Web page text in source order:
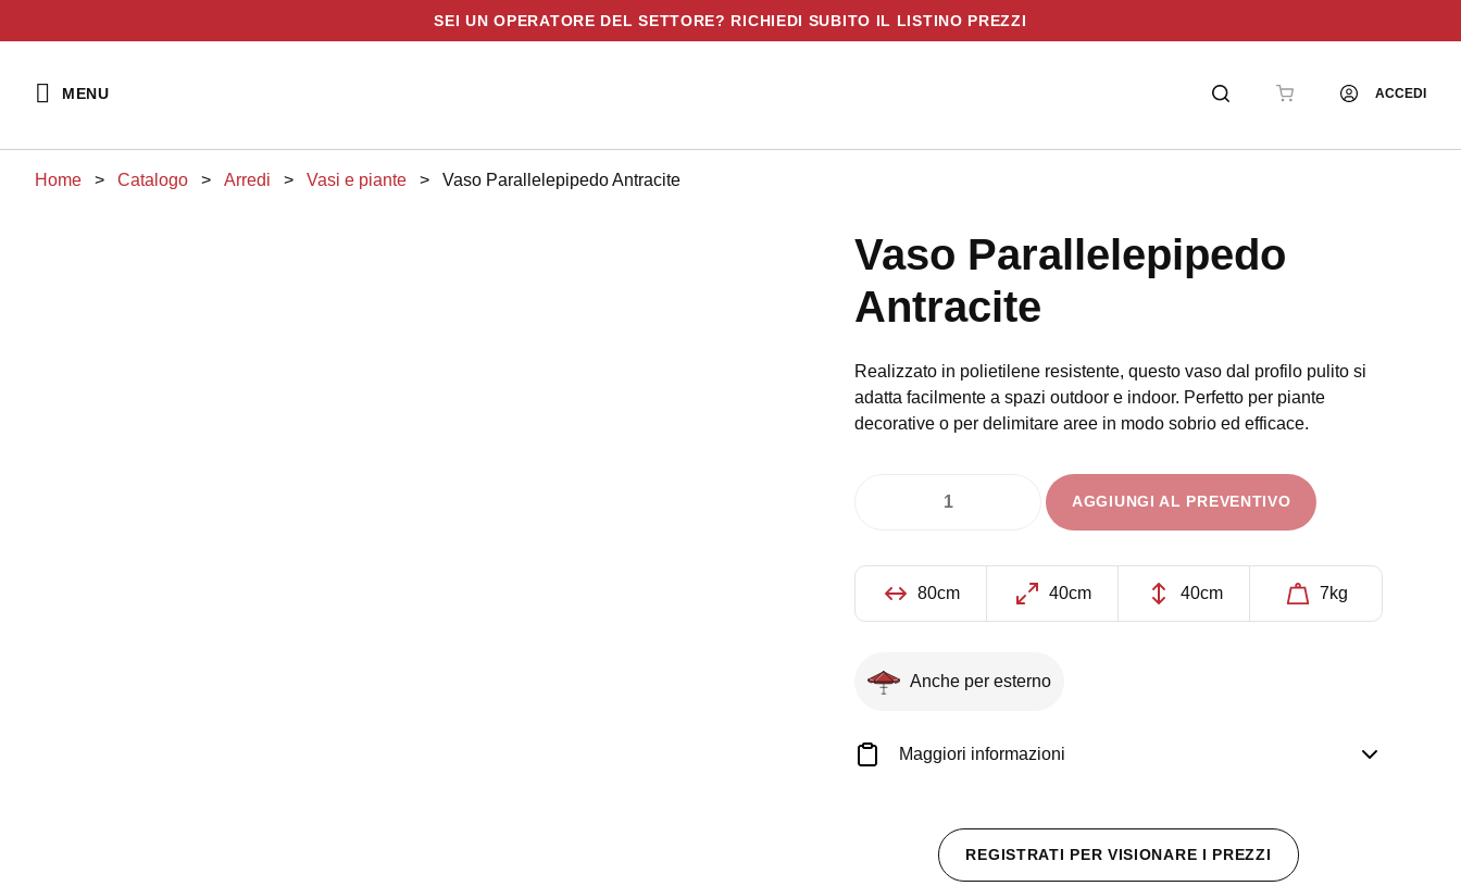
SEI UN OPERATORE DEL SETTORE? RICHIEDI SUBITO IL LISTINO PREZZI
contenuto
MENU ACCEDI
Home > Catalogo > arredi > vasi e piante > Vaso Parallelepipedo Antracite
Vaso Parallelepipedo
Antracite
Realizzato in polietilene resistente, questo vaso dal profilo pulito si
adatta facilmente a spazi outdoor e indoor. Perfetto per piante
decorative o per delimitare aree in modo sobrio ed efficace.
Antracite
quantità
AGGIUNGI AL PREVENTIVO
80cm 40cm 40cm 7kg
Anche per esterno
Maggiori informazioni
REGISTRATI PER VISIONARE I PREZZI